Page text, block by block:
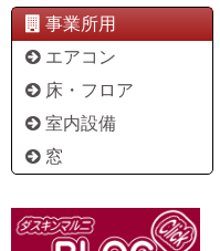
事業所用
エアコン
床・フロア
室内設備
窓